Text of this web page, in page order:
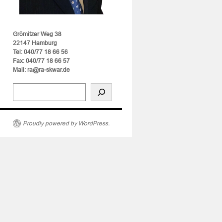
Grömitzer Weg 38
22147 Hamburg
Tel: 040/77 18 66 56
Fax: 040/77 18 66 57
Mail: ra@ra-skwar.de
Proudly powered by WordPress.